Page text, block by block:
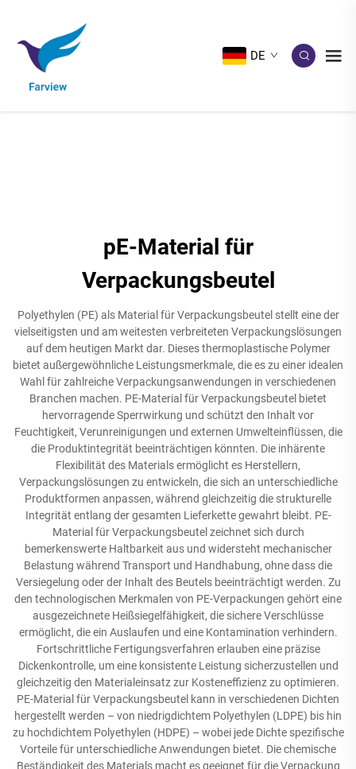
DE
pE-Material für
Verpackungsbeutel
Polyethylen (PE) als Material für Verpackungsbeutel stellt eine der
vielseitigsten und am weitesten verbreiteten Verpackungslösungen
auf dem heutigen Markt dar. Dieses thermoplastische Polymer
bietet außergewöhnliche Leistungsmerkmale, die es zu einer idealen
Wahl für zahlreiche Verpackungsanwendungen in verschiedenen
Branchen machen. PE-Material für Verpackungsbeutel bietet
hervorragende Sperrwirkung und schützt den Inhalt vor
Feuchtigkeit, Verunreinigungen und externen Umwelteinflüssen, die
die Produktintegrität beeinträchtigen könnten. Die inhärente
Flexibilität des Materials ermöglicht es Herstellern,
Verpackungslösungen zu entwickeln, die sich an unterschiedliche
Produktformen anpassen, während gleichzeitig die strukturelle
Integrität entlang der gesamten Lieferkette gewahrt bleibt. PE-
Material für Verpackungsbeutel zeichnet sich durch
bemerkenswerte Haltbarkeit aus und widersteht mechanischer
Belastung während Transport und Handhabung, ohne dass die
Versiegelung oder der Inhalt des Beutels beeinträchtigt werden. Zu
den technologischen Merkmalen von PE-Verpackungen gehört eine
ausgezeichnete Heißsiegelfähigkeit, die sichere Verschlüsse
ermöglicht, die ein Auslaufen und eine Kontamination verhindern.
Fortschrittliche Fertigungsverfahren erlauben eine präzise
Dickenkontrolle, um eine konsistente Leistung sicherzustellen und
gleichzeitig den Materialeinsatz zur Kosteneffizienz zu optimieren.
PE-Material für Verpackungsbeutel kann in verschiedenen Dichten
hergestellt werden – von niedrigdichtem Polyethylen (LDPE) bis hin
zu hochdichtem Polyethylen (HDPE) – wobei jede Dichte spezifische
Vorteile für unterschiedliche Anwendungen bietet. Die chemische
Beständigkeit des Materials macht es geeignet für die Verpackung